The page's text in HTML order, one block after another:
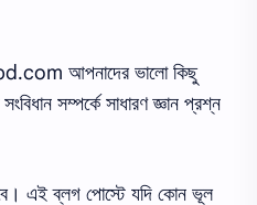
আপনাদের ভালো কিছু
সম্পর্কে সাধারণ জ্ঞান প্রশ্ন
এই ব্লগ পোস্টে যদি কোন ভূল